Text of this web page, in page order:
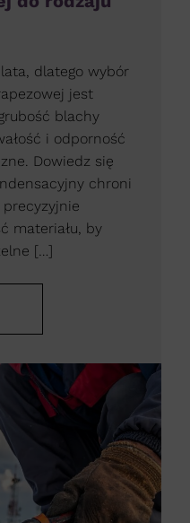
dlatego wybór
jest
blachy
i odporność
Dowiedz się
chroni
materiału, by
[…]